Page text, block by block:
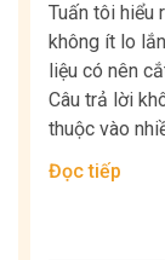
Tuấn tôi hiểu
không ít lo
liệu có nên
Câu trả lời
thuộc vào
Đọc tiếp